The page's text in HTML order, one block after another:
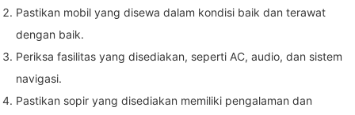
Pastikan mobil yang disewa dalam kondisi baik dan terawat
dengan baik.
Periksa fasilitas yang disediakan, seperti AC, audio, dan sistem
navigasi.
Pastikan sopir yang disediakan memiliki pengalaman dan